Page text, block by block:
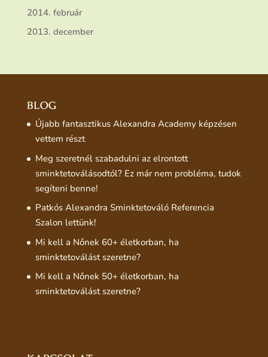
2014. február
2013. december
BLOG
Újabb fantasztikus Alexandra Academy képzésen
vettem részt
Meg szeretnél szabadulni az elrontott
sminktetoválásodtól? Ez már nem probléma, tudok
segíteni benne!
Patkós Alexandra Sminktetováló Referencia
Szalon lettünk!
Mi kell a Nőnek 60+ életkorban, ha
sminktetoválást szeretne?
Mi kell a Nőnek 50+ életkorban, ha
sminktetoválást szeretne?